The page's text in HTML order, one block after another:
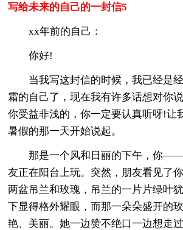
写给未来的自己的一封信5
xx年前的自己：
你好!
当我写这封信的时候，我已经是经
霜的自己了，现在我有许多话想对你
你受益非浅的，你一定要认真听呀!让
暑假的那一天开始说起。
那是一个风和日丽的下午，你——
友正在阳台上玩。突然，朋友看见了
两盆吊兰和玫瑰，吊兰的一片片绿叶
下显得格外耀眼，而那一朵朵盛开的
艳、美丽。她一边赞不绝口一边想走